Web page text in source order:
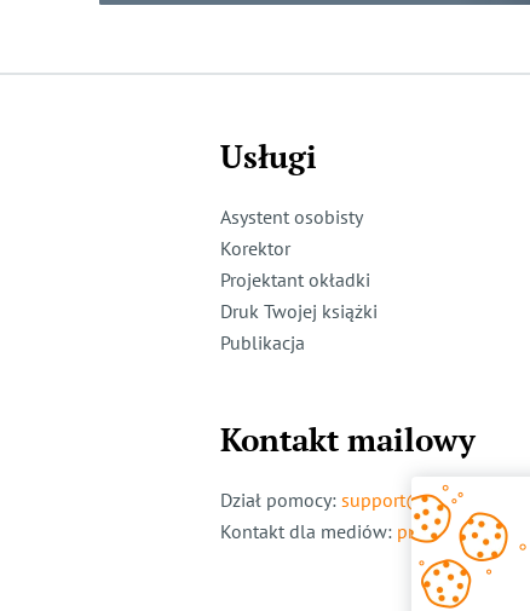
Usługi
Asystent osobisty
Korektor
Projektant okładki
Druk Twojej książki
Publikacja
Kontakt mailowy
Dział pomocy: support@ridero.pl
Kontakt dla mediów: pr@ridero.pl